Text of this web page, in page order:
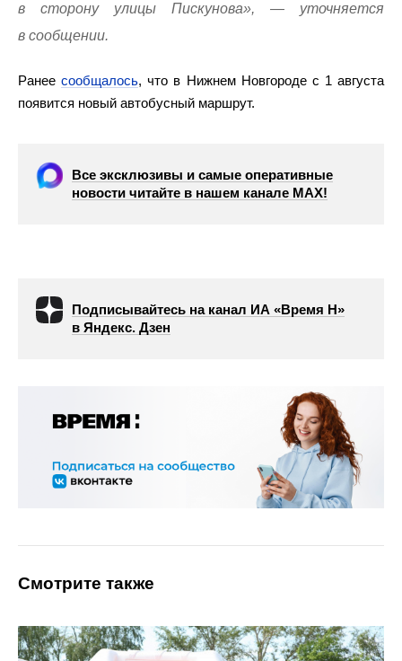
в сторону улицы Пискунова», — уточняется
в сообщении.
Ранеесообщалось, что в Нижнем Новгороде с 1 августа
появится новый автобусный маршрут.
Все эксклюзивы и самые оперативные
новости читайте в нашем канале МАХ!
Подписывайтесь на канал ИА «Время Н»
в Яндекс. Дзен
Смотрите также